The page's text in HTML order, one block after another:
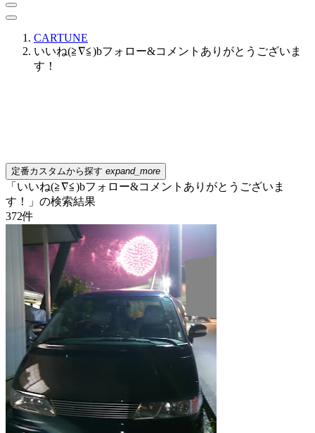
CARTUNE
いいね(≧∇≦)bフォロー&コメントありがとうございま
す！
定番カスタムから探す expand_more
「いいね(≧∇≦)bフォロー&コメントありがとうございま
す！」の検索結果
372件